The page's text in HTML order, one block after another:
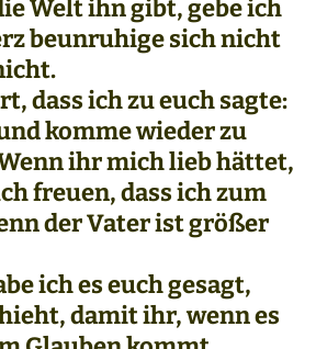
Welt ihn gibt, gebe ich
beunruhige sich nicht
dass ich zu euch sagte:
komme wieder zu
ihr mich lieb hättet,
freuen, dass ich zum
der Vater ist größer
ich es euch gesagt,
damit ihr, wenn es